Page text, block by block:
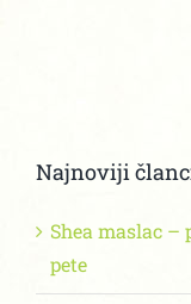
Najnoviji
Shea maslac –
pete